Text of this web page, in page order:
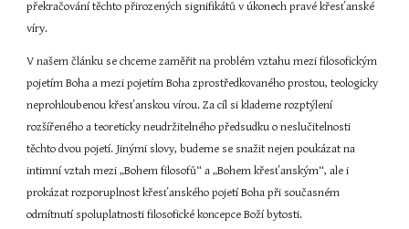
překračování těchto přirozených signifikátů v úkonech pravé křesťanské
víry.
V našem článku se chceme zaměřit na problém vztahu mezi filosofickým
pojetím Boha a mezi pojetím Boha zprostředkovaného prostou, teologicky
neprohloubenou křesťanskou vírou. Za cíl si klademe rozptýlení
rozšířeného a teoreticky neudržitelného předsudku o neslučitelnosti
těchto dvou pojetí. Jinými slovy, budeme se snažit nejen poukázat na
intimní vztah mezi „Bohem filosofů“ a „Bohem křesťanským“, ale i
prokázat rozporuplnost křesťanského pojetí Boha při současném
odmítnutí spoluplatnosti filosofické koncepce Boží bytosti.